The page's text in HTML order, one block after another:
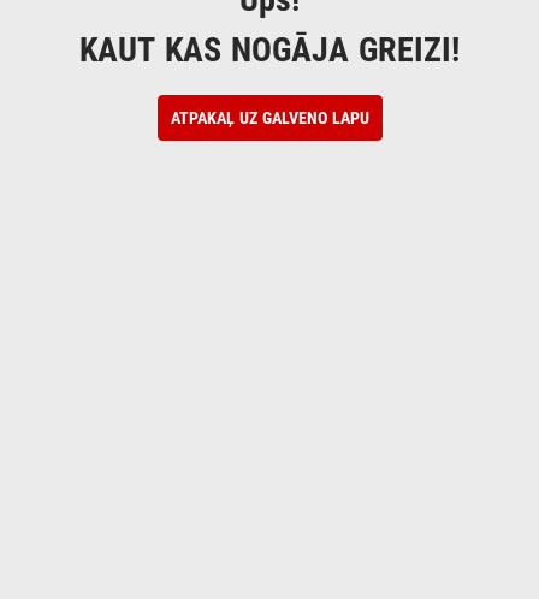
KAUT KAS NOGĀJA GREIZI!
ATPAKAĻ UZ GALVENO LAPU